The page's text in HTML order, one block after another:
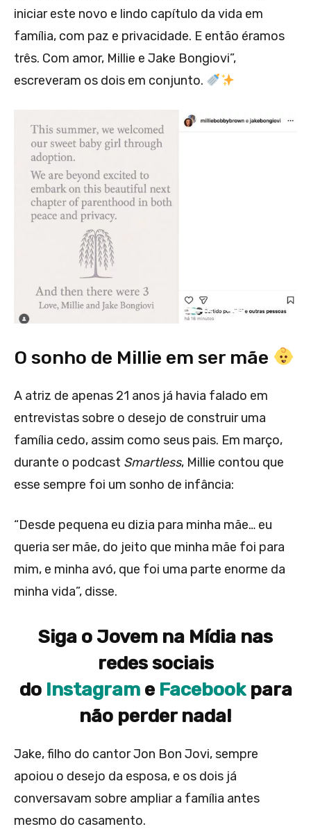
iniciar este novo e lindo capítulo da vida em
família, com paz e privacidade. E então éramos
três. Com amor, Millie e Jake Bongiovi”,
escreveram os dois em conjunto.
O sonho de Millie em ser mãe
A atriz de apenas 21 anos já havia falado em
entrevistas sobre o desejo de construir uma
família cedo, assim como seus pais. Em março,
durante o podcast Smartless, Millie contou que
esse sempre foi um sonho de infância:
“Desde pequena eu dizia para minha mãe… eu
queria ser mãe, do jeito que minha mãe foi para
mim, e minha avó, que foi uma parte enorme da
minha vida”, disse.
Siga o Jovem na Mídia nas
redes sociais
do Instagram e Facebookpara
não perder nada!
Jake, filho do cantor Jon Bon Jovi, sempre
apoiou o desejo da esposa, e os dois já
conversavam sobre ampliar a família antes
mesmo do casamento.